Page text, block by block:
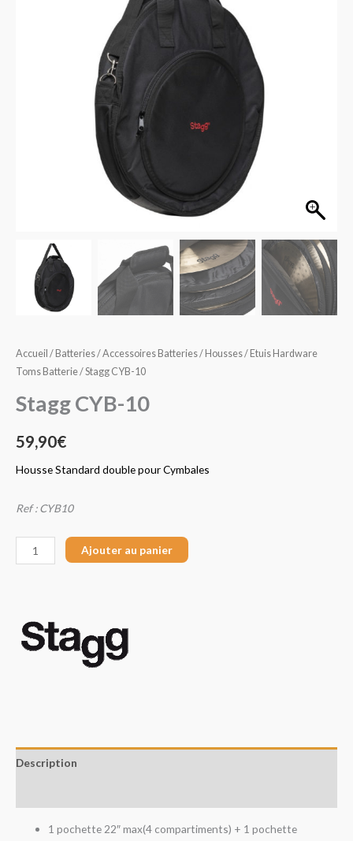
Accueil / Batteries/Accessoires Batteries/ Housses / Etuis Hardware
Toms Batterie/ Stagg CYB-10
Stagg CYB-10
59,90€
Housse Standard double pour Cymbales
Ref : CYB10
Ajouter au panier
Description
1 pochette 22″ max(4 compartiments) + 1 pochette